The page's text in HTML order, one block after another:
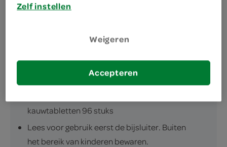
omschrijving
kauwtabletten 96 stuks
Lees voor gebruik eerst de bijsluiter. Buiten
het bereik van kinderen bewaren.
Zelf instellen
Weigeren
Accepteren